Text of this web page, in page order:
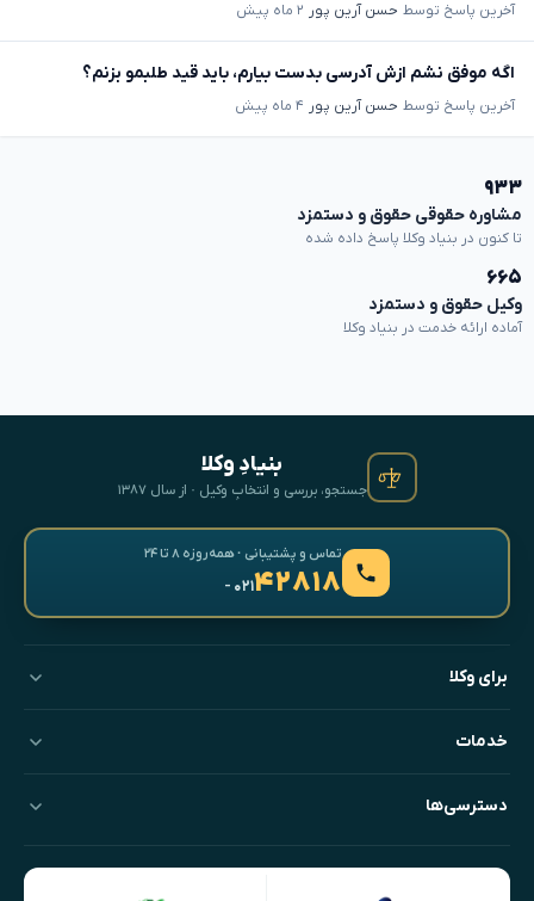
آخرین پاسخ توسط حسن آرین پور ۲ ماه پیش
اگه موفق نشم ازش آدرسی بدست بیارم، باید قید طلبمو بزنم؟
آخرین پاسخ توسط حسن آرین پور ۴ ماه پیش
۹۳۳
مشاوره حقوقی حقوق و دستمزد
تا کنون در بنیاد وکلا پاسخ داده شده
۶۶۵
وکیل حقوق و دستمزد
آماده ارائه خدمت در بنیاد وکلا
بنیادِ وکلا
جستجو، بررسی و انتخابِ وکیل · از سال ۱۳۸۷
تماس و پشتیبانی · همه‌روزه ۸ تا ۲۴
۴۲۸۱۸- ۰۲۱
برای وکلا
خدمات
دسترسی‌ها